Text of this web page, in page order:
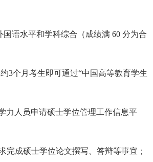
国语水平和学科综合（成绩满 60 分为合
3个月考生即可通过“中国高等教育学生
人员申请硕士学位管理工作信息平
完成硕士学位论文撰写、答辩等事宜；